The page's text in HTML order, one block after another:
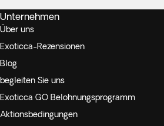
Unternehmen
Über uns
Exoticca-Rezensionen
Blog
begleiten Sie uns
Exoticca GO Belohnungsprogramm
Aktionsbedingungen